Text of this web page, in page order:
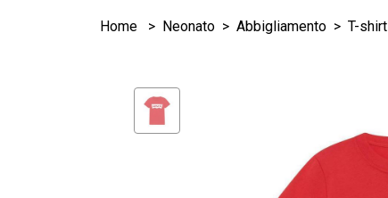
Home > Neonato > Abbigliamento > T-shirt